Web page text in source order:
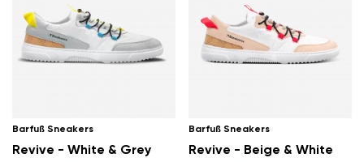
Barfuß Sneakers
Revive - White & Grey
Barfuß Sneakers
Revive - Beige & White